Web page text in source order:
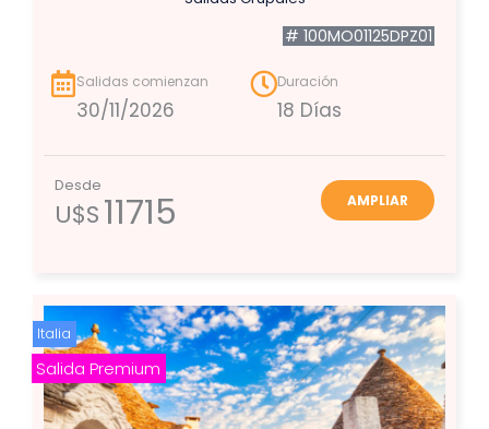
# 100MO01125DPZ01
Salidas comienzan
30/11/2026
Duración
18 Días
Desde
U$S11715 AMPLIAR
Italia
Salida Premium